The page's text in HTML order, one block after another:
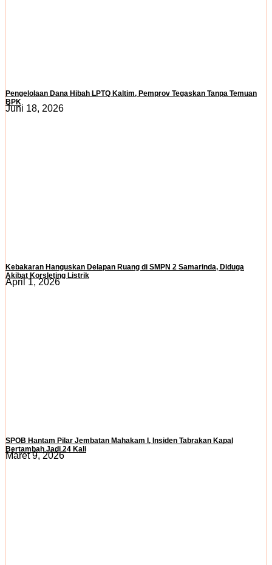
Pengelolaan Dana Hibah LPTQ Kaltim, Pemprov Tegaskan Tanpa Temuan
BPK
Juni 18, 2026
Kebakaran Hanguskan Delapan Ruang di SMPN 2 Samarinda, Diduga
Akibat Korsleting Listrik
April 1, 2026
SPOB Hantam Pilar Jembatan Mahakam I, Insiden Tabrakan Kapal
Bertambah Jadi 24 Kali
Maret 9, 2026